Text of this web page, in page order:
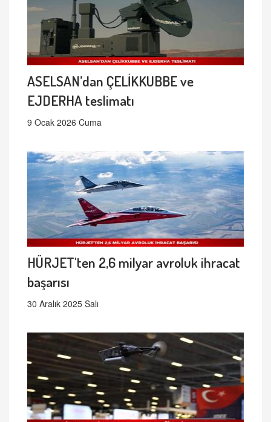
ASELSAN’dan ÇELİKKUBBE ve
EJDERHA teslimatı
9 Ocak 2026 Cuma
HÜRJET'ten 2,6 milyar avroluk ihracat
başarısı
30 Aralık 2025 Salı